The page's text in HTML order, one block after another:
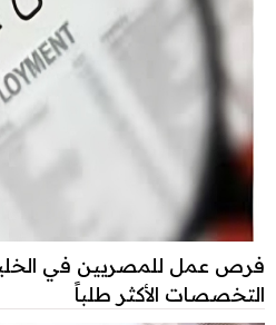
فرص عمل للمصريين في
التخصصات الأكثر طلباً